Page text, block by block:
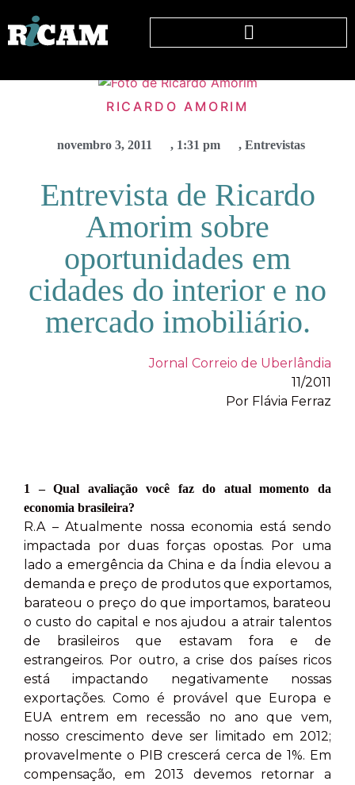
RICARDO AMORIM
novembro 3, 2011 , 1:31 pm , Entrevistas
Entrevista de Ricardo
Amorim sobre
oportunidades em
cidades do interior e no
mercado imobiliário.
Jornal Correio de Uberlândia
11/2011
Por Flávia Ferraz
1 – Qual avaliação você faz do atual momento da
economia brasileira?
R.A – Atualmente nossa economia está sendo
impactada por duas forças opostas. Por uma
lado a emergência da China e da Índia elevou a
demanda e preço de produtos que exportamos,
barateou o preço do que importamos, barateou
o custo do capital e nos ajudou a atrair talentos
de brasileiros que estavam fora e de
estrangeiros. Por outro, a crise dos países ricos
está impactando negativamente nossas
exportações. Como é provável que Europa e
EUA entrem em recessão no ano que vem,
nosso crescimento deve ser limitado em 2012;
provavelmente o PIB crescerá cerca de 1%. Em
compensação, em 2013 devemos retornar a